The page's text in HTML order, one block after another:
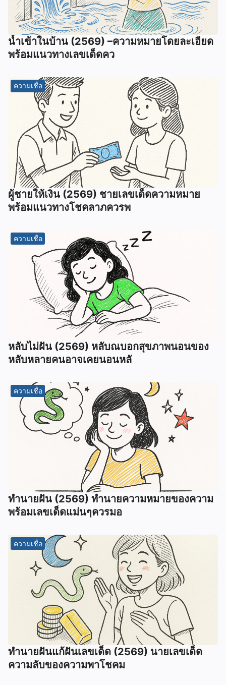
น้ำเข้าในบ้าน (2569) –ความหมายโดยละเอียด
พร้อมแนวทางเลขเด็ดคว
ความเชื่อ
ผู้ชายให้เงิน (2569) ชายเลขเด็ดความหมาย
พร้อมแนวทางโชคลาภควรพ
ความเชื่อ
หลับไม่ฝัน (2569) หลับณบอกสุขภาพนอนของ
หลับหลายคนอาจเคยนอนหลั
ความเชื่อ
ทํานายฝัน (2569) ทํานายความหมายของความ
พร้อมเลขเด็ดแม่นๆควรมอ
ความเชื่อ
ทํานายฝันแก้ฝันเลขเด็ด (2569) นายเลขเด็ด
ความลับของความพาโชคม